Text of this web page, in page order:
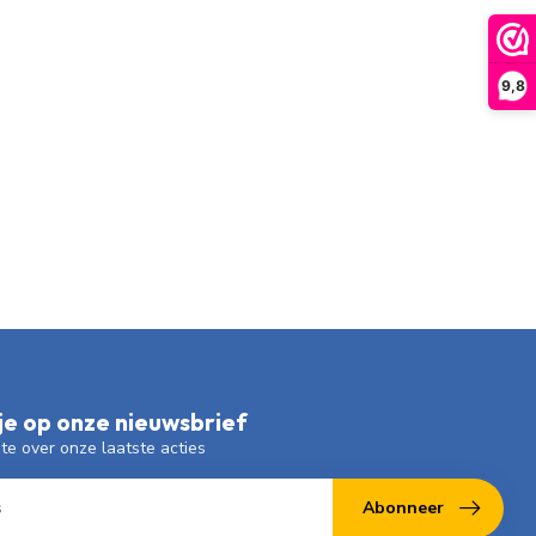
9,8
op onze nieuwsbrief
over onze laatste acties
Abonneer